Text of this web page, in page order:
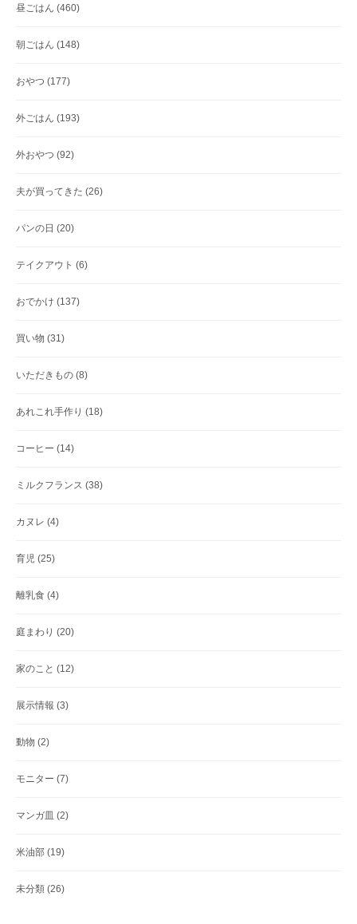
昼ごはん (460)
朝ごはん (148)
おやつ (177)
外ごはん (193)
外おやつ (92)
夫が買ってきた (26)
パンの日 (20)
テイクアウト (6)
おでかけ (137)
買い物 (31)
いただきもの (8)
あれこれ手作り (18)
コーヒー (14)
ミルクフランス (38)
カヌレ (4)
育児 (25)
離乳食 (4)
庭まわり (20)
家のこと (12)
展示情報 (3)
動物 (2)
モニター (7)
マンガ皿 (2)
米油部 (19)
未分類 (26)